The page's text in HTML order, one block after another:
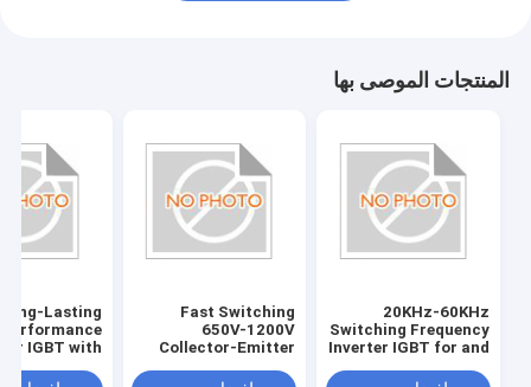
المنتجات الموصى بها
20KHz-60KHz
Switching Frequency
Inverter IGBT for and
Gate-Emitter
Fast Switching
650V-1200V
Collector-Emitter
Emitter Voltage for
Lasting
Performance
IGBT with
and Through